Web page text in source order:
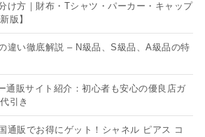
け方｜財布・Tシャツ・パーカー・キャップ
版】
違い徹底解説 – N級品、S級品、A級品の特
通販サイト紹介：初心者も安心の優良店ガ
引き
通販でお得にゲット！シャネル ピアス コ